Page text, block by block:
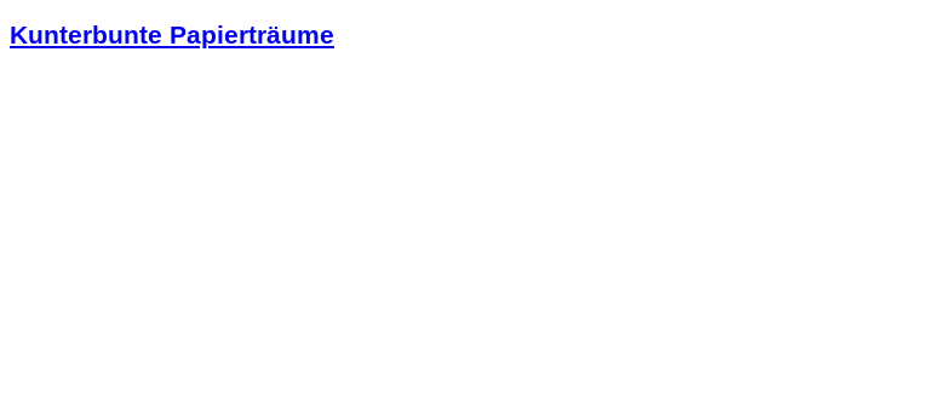
Kunterbunte Papierträume